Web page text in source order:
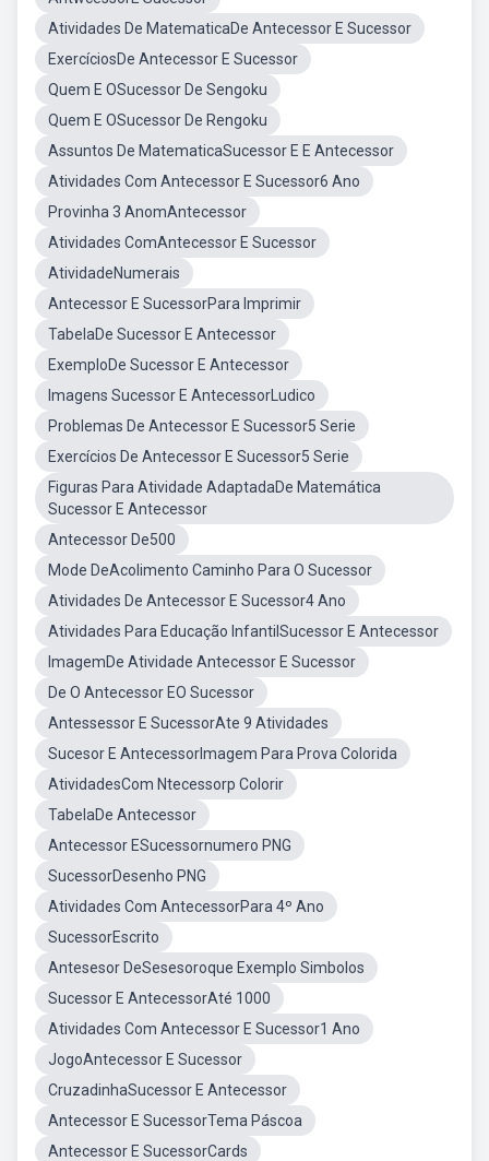
Atividades De MatematicaDe Antecessor E Sucessor
ExercíciosDe Antecessor E Sucessor
Quem E OSucessor De Sengoku
Quem E OSucessor De Rengoku
Assuntos De MatematicaSucessor E E Antecessor
Atividades Com Antecessor E Sucessor6 Ano
Provinha 3 AnomAntecessor
Atividades ComAntecessor E Sucessor
AtividadeNumerais
Antecessor E SucessorPara Imprimir
TabelaDe Sucessor E Antecessor
ExemploDe Sucessor E Antecessor
Imagens Sucessor E AntecessorLudico
Problemas De Antecessor E Sucessor5 Serie
Exercícios De Antecessor E Sucessor5 Serie
Figuras Para Atividade AdaptadaDe Matemática
Sucessor E Antecessor
Antecessor De500
Mode DeAcolimento Caminho Para O Sucessor
Atividades De Antecessor E Sucessor4 Ano
Atividades Para Educação InfantilSucessor E Antecessor
ImagemDe Atividade Antecessor E Sucessor
De O Antecessor EO Sucessor
Antessessor E SucessorAte 9 Atividades
Sucesor E AntecessorImagem Para Prova Colorida
AtividadesCom Ntecessorp Colorir
TabelaDe Antecessor
Antecessor ESucessornumero PNG
SucessorDesenho PNG
Atividades Com AntecessorPara 4º Ano
SucessorEscrito
Antesesor DeSesesoroque Exemplo Simbolos
Sucessor E AntecessorAté 1000
Atividades Com Antecessor E Sucessor1 Ano
JogoAntecessor E Sucessor
CruzadinhaSucessor E Antecessor
Antecessor E SucessorTema Páscoa
Antecessor E SucessorCards